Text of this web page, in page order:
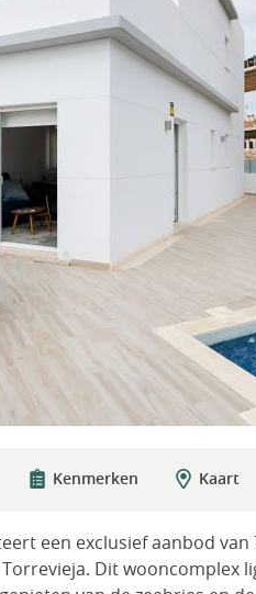
Kenmerken Kaart
een exclusief aanbod
Dit wooncomplex